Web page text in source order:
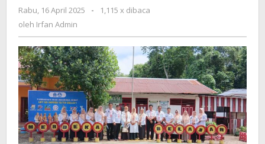
Cellu
Dinilai
dalam
Lomba
Kebersihan
Kecamatan
Rabu, 16 April 2025
oleh
-
1,115 x dibaca
oleh Irfan Admin